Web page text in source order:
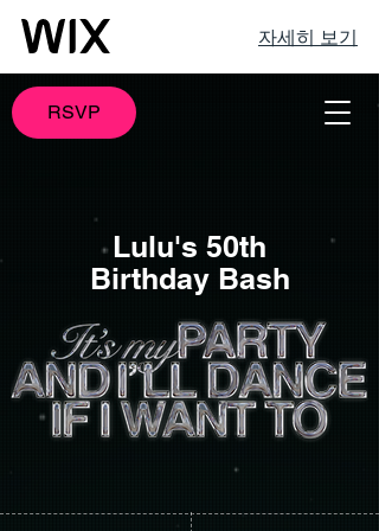
자세히 보기